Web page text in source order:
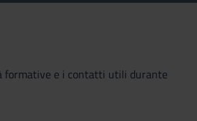
formative e i contatti utili durante